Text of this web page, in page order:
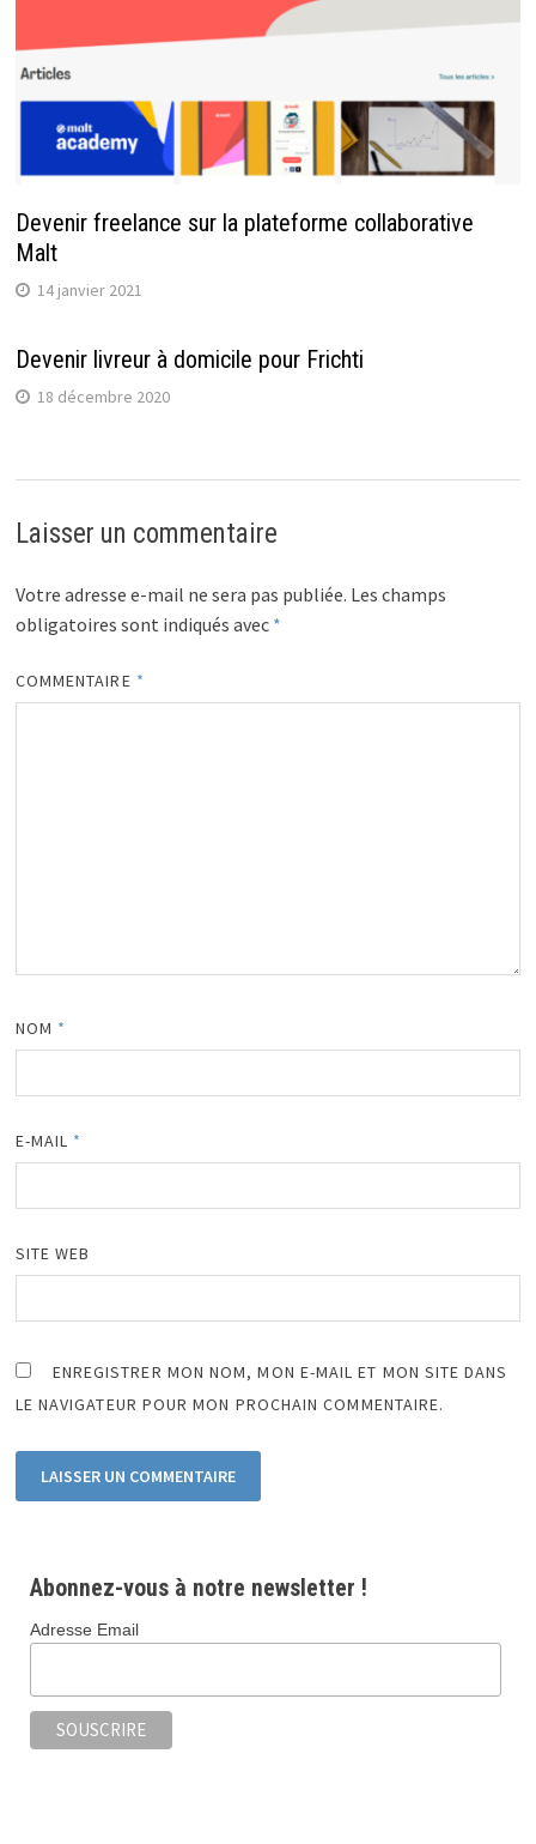
Devenir freelance sur la plateforme collaborative
Malt
14 janvier 2021
Devenir livreur à domicile pour Frichti
18 décembre 2020
Laisser un commentaire
Votre adresse e-mail ne sera pas publiée. Les champs
obligatoires sont indiqués avec *
COMMENTAIRE *
NOM *
E-MAIL *
SITE WEB
ENREGISTRER MON NOM, MON E-MAIL ET MON SITE DANS
LE NAVIGATEUR POUR MON PROCHAIN COMMENTAIRE.
Abonnez-vous à notre newsletter !
Adresse Email